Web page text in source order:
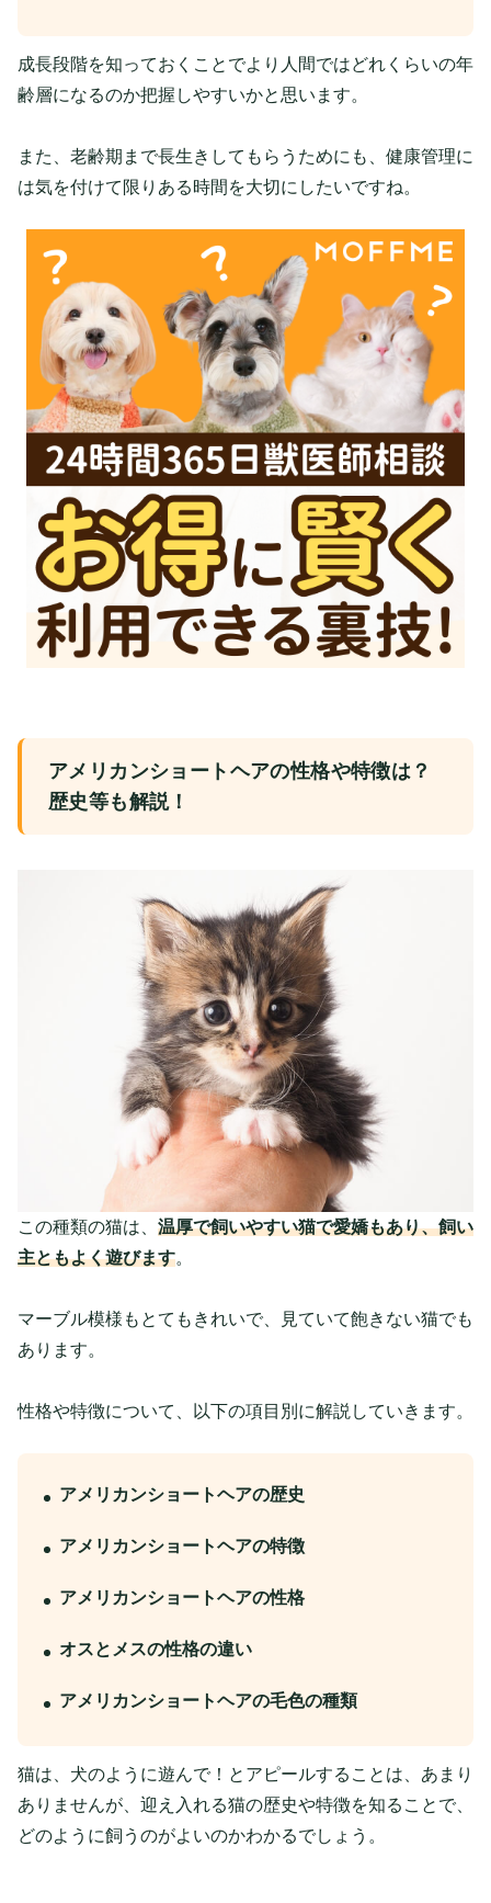
成長段階を知っておくことでより人間ではどれくらいの年
齢層になるのか把握しやすいかと思います。
また、老齢期まで長生きしてもらうためにも、健康管理に
は気を付けて限りある時間を大切にしたいですね。
アメリカンショートヘアの性格や特徴は？
歴史等も解説！
この種類の猫は、 温厚で飼いやすい猫で愛嬌もあり、飼い
主ともよく遊びます。
マーブル模様もとてもきれいで、見ていて飽きない猫でも
あります。
性格や特徴について、以下の項目別に解説していきます。
アメリカンショートヘアの歴史
アメリカンショートヘアの特徴
アメリカンショートヘアの性格
オスとメスの性格の違い
アメリカンショートヘアの毛色の種類
猫は、犬のように遊んで！とアピールすることは、あまり
ありませんが、迎え入れる猫の歴史や特徴を知ることで、
どのように飼うのがよいのかわかるでしょう。